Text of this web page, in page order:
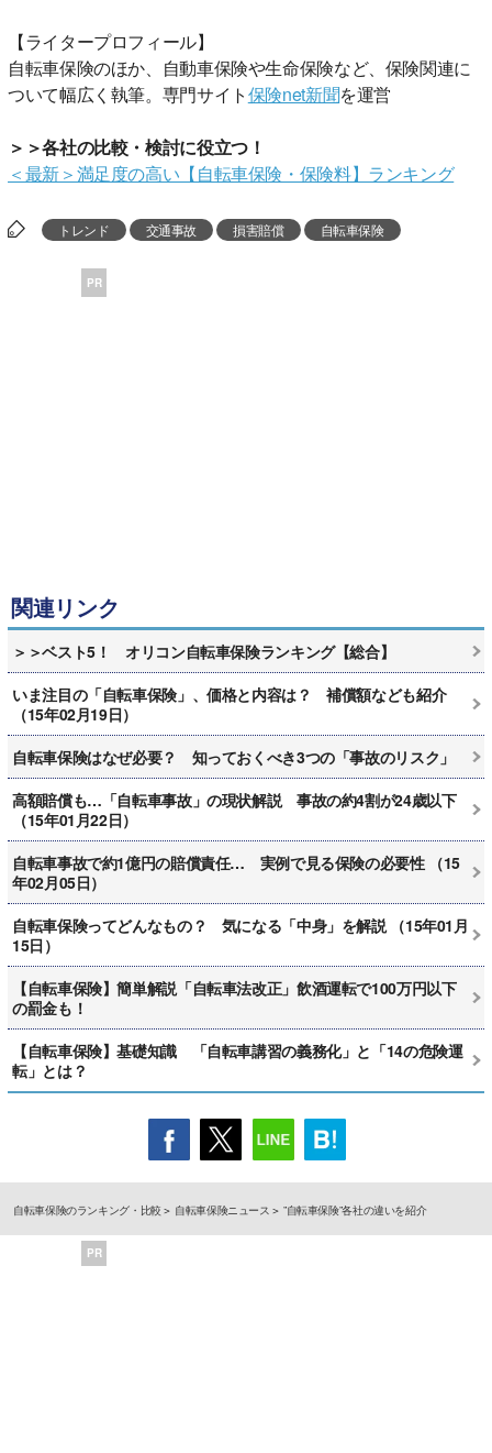
【ライタープロフィール】
自転車保険のほか、自動車保険や生命保険など、保険関連に
ついて幅広く執筆。専門サイト保険net新聞を運営
＞＞各社の比較・検討に役立つ！
＜最新＞満足度の高い【自転車保険・保険料】ランキング
トレンド 交通事故 損害賠償 自転車保険
PR
関連リンク
＞＞ベスト5！ オリコン自転車保険ランキング【総合】
いま注目の「自転車保険」、価格と内容は？ 補償額なども紹介
（15年02月19日）
自転車保険はなぜ必要？ 知っておくべき3つの「事故のリスク」
高額賠償も…「自転車事故」の現状解説 事故の約4割が24歳以下
（15年01月22日）
自転車事故で約1億円の賠償責任… 実例で見る保険の必要性 （15
年02月05日）
自転車保険ってどんなもの？ 気になる「中身」を解説 （15年01月
15日）
【自転車保険】簡単解説「自転車法改正」飲酒運転で100万円以下
の罰金も！
【自転車保険】基礎知識 「自転車講習の義務化」と「14の危険運
転」とは？
自転車保険のランキング・比較 自転車保険ニュース ”自転車保険”各社の違いを紹介
PR